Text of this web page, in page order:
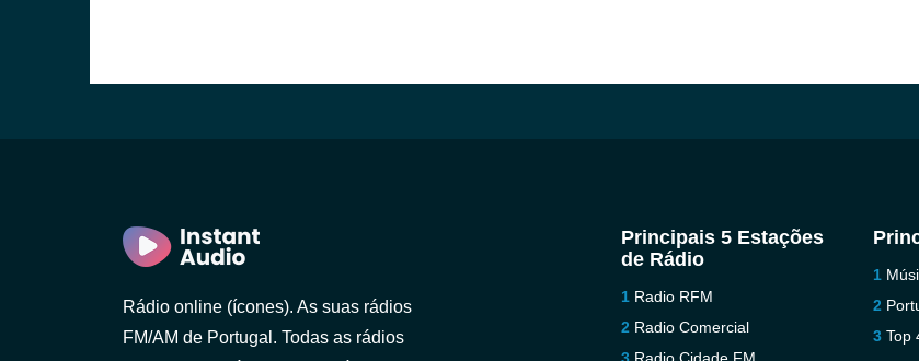
Rádio online (ícones). As suas rádios
FM/AM de Portugal. Todas as rádios
Principais 5 Estações
de Rádio
Radio RFM
Radio Comercial
Top